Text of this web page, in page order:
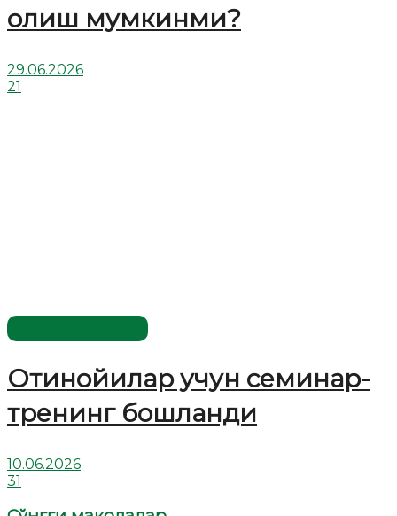
олиш мумкинми?
29.06.2026
21
Отинойилар учун семинар-
тренинг бошланди
10.06.2026
31